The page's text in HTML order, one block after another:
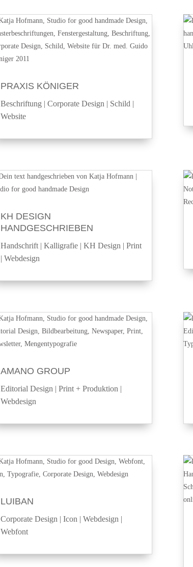
PRAXIS KÖNIGER
Beschriftung |Corporate Design | Schild |
Website
KH DESIGN
HANDGESCHRIEBEN
Handschrift |Kalligrafie |KH Design |Print
|Webdesign
AMANO GROUP
Editorial Design |Print + Produktion |
Webdesign
LUIBAN
Corporate Design |Icon |Webdesign |
Webfont